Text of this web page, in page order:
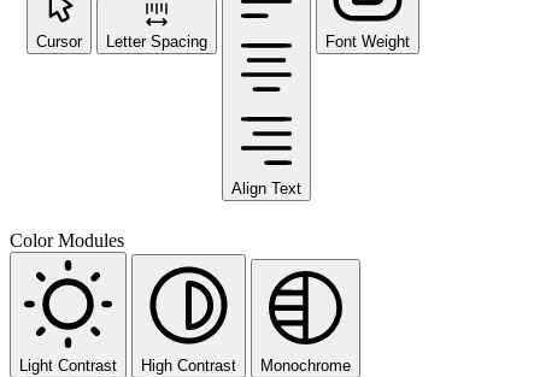
Cursor Letter Spacing
Align Text
Font Weight
Color Modules
Light Contrast High Contrast Monochrome